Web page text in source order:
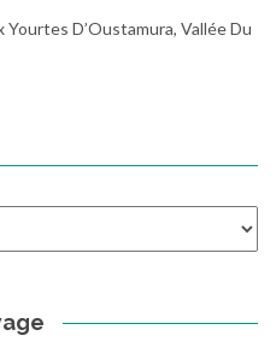
Yourtes D’Oustamura, Vallée Du